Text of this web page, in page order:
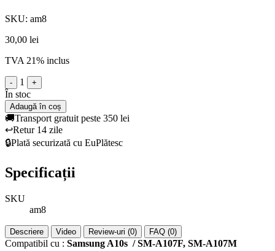
SKU: am8
30,00 lei
TVA 21% inclus
- 1 +
În stoc
Adaugă în coș
🚚Transport gratuit peste 350 lei
↩️Retur 14 zile
🔒Plată securizată cu EuPlătesc
Specificații
SKU
am8
Descriere Video Review-uri (0) FAQ (0)
Compatibil cu : Samsung A10s / SM-A107F, SM-A107M